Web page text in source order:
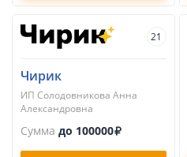
21
Чирик
ИП Солодовникова Анна
Александровна
Сумма до 100000